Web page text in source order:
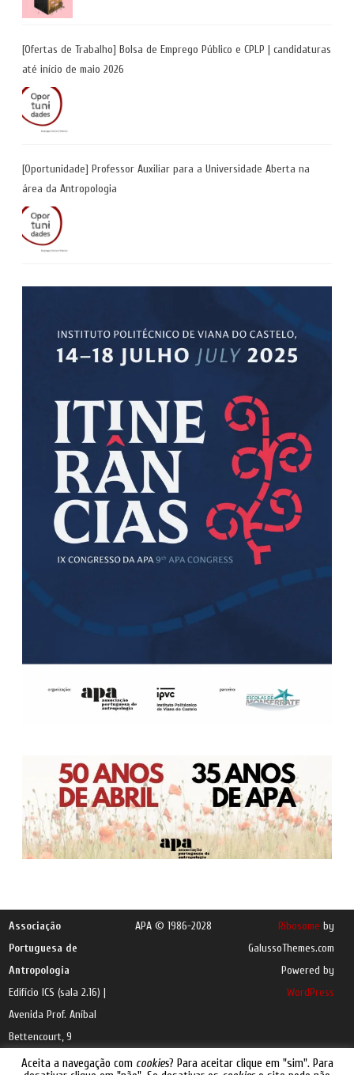
[Ofertas de Trabalho] Bolsa de Emprego Público e CPLP | candidaturas
até início de maio 2026
[Oportunidade] Professor Auxiliar para a Universidade Aberta na
área da Antropologia
Associação
Portuguesa de
Antropologia
Edifício ICS (sala 2.16) |
Avenida Prof. Aníbal
Bettencourt, 9
1600-189 Lisboa |e-
APA © 1986-2028 Ribosome by
GalussoThemes.com
Powered by
WordPress
Aceita a navegação com cookies? Para aceitar clique em "sim". Para